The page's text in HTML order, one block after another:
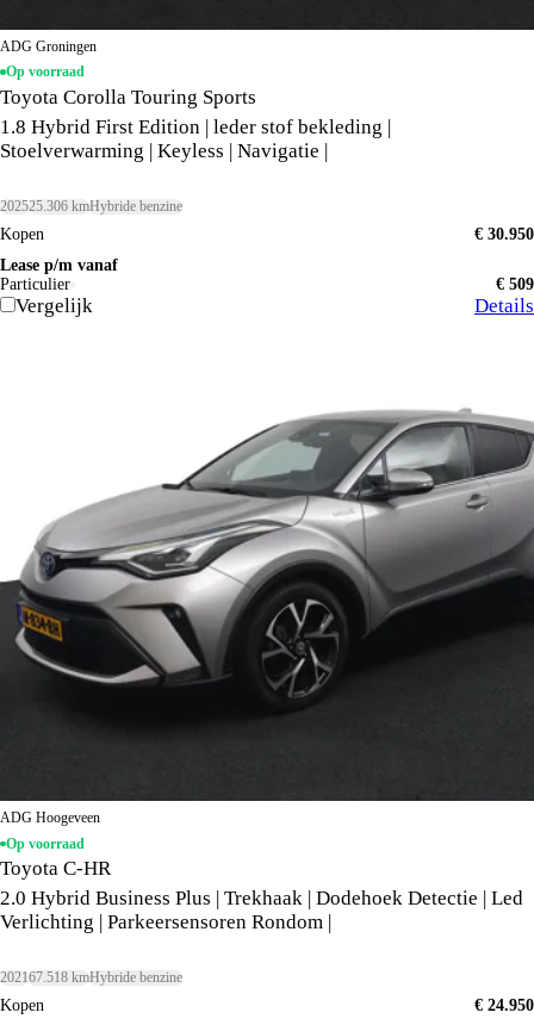
ADG Groningen
Op voorraad
Toyota Corolla Touring Sports
1.8 Hybrid First Edition | leder stof bekleding |
Stoelverwarming | Keyless | Navigatie |
202525.306 kmHybride benzine
Kopen
€ 30.950
Lease p/m vanaf
Particulier
€ 509
Vergelijk Details
ADG Hoogeveen
Op voorraad
Toyota C-HR
2.0 Hybrid Business Plus | Trekhaak | Dodehoek Detectie | Led
Verlichting | Parkeersensoren Rondom |
202167.518 kmHybride benzine
Kopen
€ 24.950